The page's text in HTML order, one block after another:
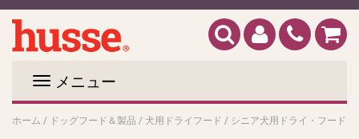
メニュー
ホーム / ドッグフード＆製品 / 犬用ドライフード / シニア犬用ドライ・フード